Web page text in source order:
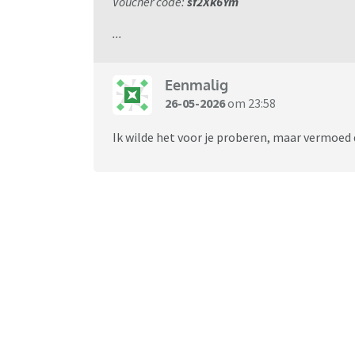
...
Eenmalig
26-05-2026om 23:58
Ik wilde het voor je proberen, maar vermoed